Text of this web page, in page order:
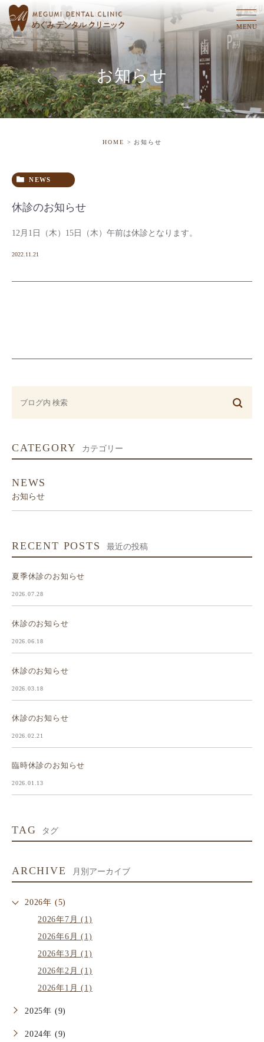
お知らせ
HOME お知らせ
NEWS
休診のお知らせ
12月1日（木）15日（木）午前は休診となります。
2022.11.21
CATEGORY カテゴリー
NEWS
お知らせ
RECENT POSTS 最近の投稿
夏季休診のお知らせ
2026.07.28
休診のお知らせ
2026.06.18
休診のお知らせ
2026.03.18
休診のお知らせ
2026.02.21
臨時休診のお知らせ
2026.01.13
TAG タグ
ARCHIVE 月別アーカイブ
2026年 (5)
2026年7月 (1)
2026年6月 (1)
2026年3月 (1)
2026年2月 (1)
2026年1月 (1)
2025年 (9)
2024年 (9)